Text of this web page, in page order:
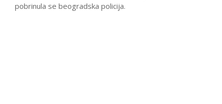
pobrinula se beogradska policija.